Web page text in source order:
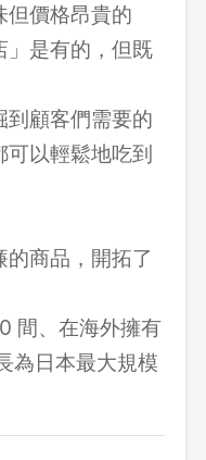
但價格昂貴的
」是有的，但既
到顧客們需要的
可以輕鬆地吃到
商品，開拓了
間、在海外擁有
為日本最大規模